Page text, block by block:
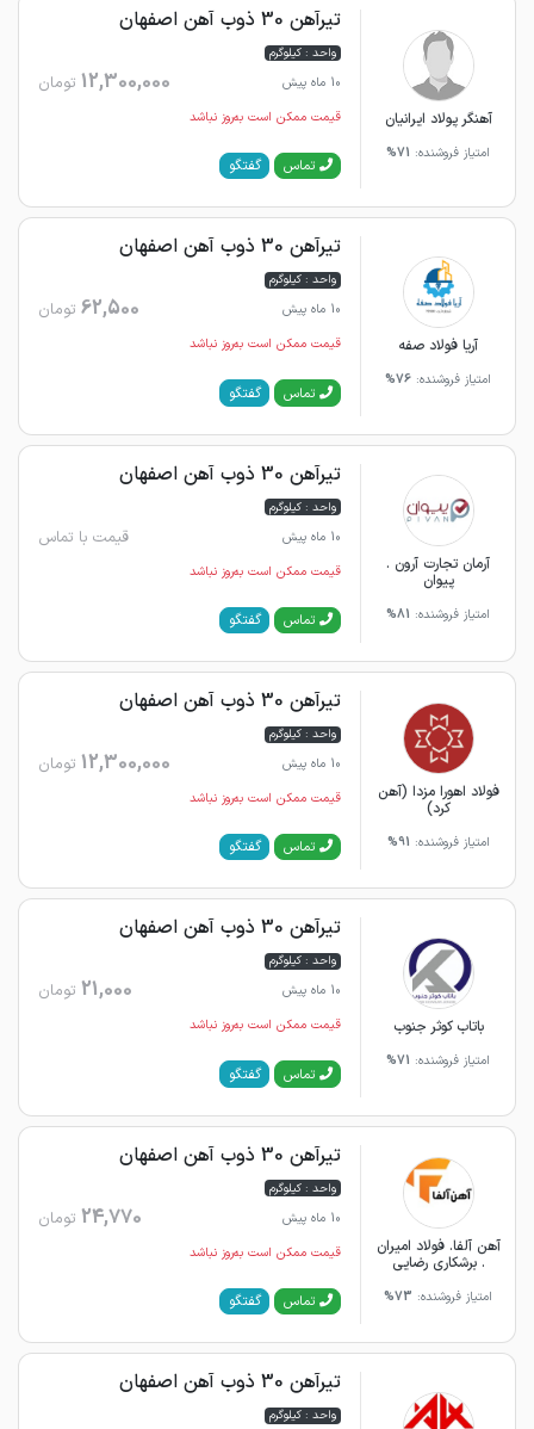
آهنگر پولاد ایرانیان
امتیاز فروشنده: 71%
تیرآهن 30 ذوب آهن اصفهان
واحد : کیلوگرم
10 ماه پیش
12,300,000 تومان
قیمت ممکن است به‌روز نباشد
تماس گفتگو
آریا فولاد صفه
امتیاز فروشنده: 76%
تیرآهن 30 ذوب آهن اصفهان
واحد : کیلوگرم
10 ماه پیش
62,500 تومان
قیمت ممکن است به‌روز نباشد
تماس گفتگو
آرمان تجارت آرون .
پیوان
امتیاز فروشنده: 81%
تیرآهن 30 ذوب آهن اصفهان
واحد : کیلوگرم
10 ماه پیش
قیمت با تماس
قیمت ممکن است به‌روز نباشد
تماس گفتگو
فولاد اهورا مزدا (آهن
کرد)
امتیاز فروشنده: 91%
تیرآهن 30 ذوب آهن اصفهان
واحد : کیلوگرم
10 ماه پیش
12,300,000 تومان
قیمت ممکن است به‌روز نباشد
تماس گفتگو
باتاب کوثر جنوب
امتیاز فروشنده: 71%
تیرآهن 30 ذوب آهن اصفهان
واحد : کیلوگرم
10 ماه پیش
21,000 تومان
قیمت ممکن است به‌روز نباشد
تماس گفتگو
آهن آلفا. فولاد امیران
. برشکاری رضایی
امتیاز فروشنده: 73%
تیرآهن 30 ذوب آهن اصفهان
واحد : کیلوگرم
10 ماه پیش
24,770 تومان
قیمت ممکن است به‌روز نباشد
تماس گفتگو
تیرآهن 30 ذوب آهن اصفهان
واحد : کیلوگرم